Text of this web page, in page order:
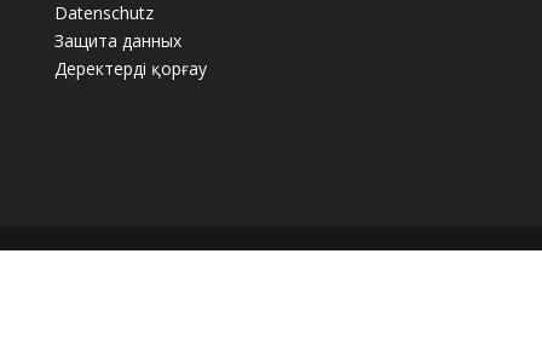
Datenschutz
Защита данных
Деректерді қорғау